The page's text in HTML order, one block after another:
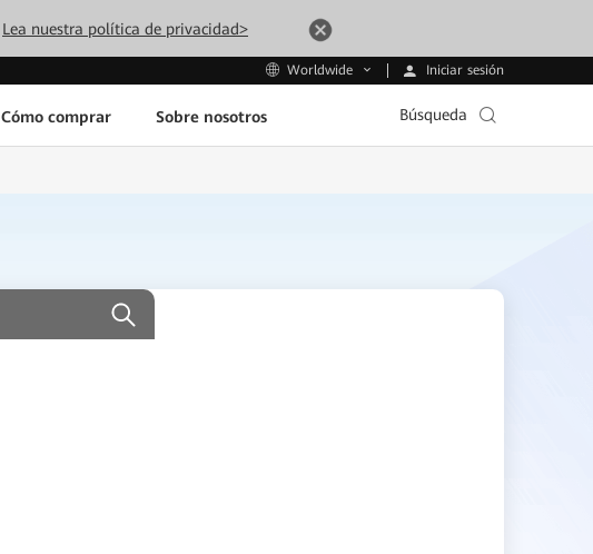
Lea nuestra política de privacidad>
Worldwide Iniciar sesión
Cómo comprar Sobre nosotros Búsqueda